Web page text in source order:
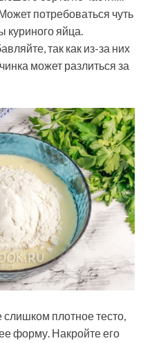
потребоваться чуть
куриного яйца.
так как из-за них
может разлиться за
плотное тесто,
форму. Накройте его